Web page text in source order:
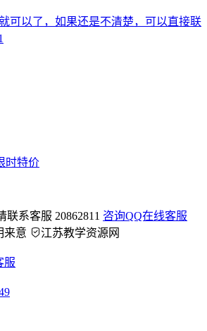
可以了，如果还是不清楚，可以直接联
时特价
联系客服 20862811 咨询QQ在线客服
来意
江苏教学资源网
服